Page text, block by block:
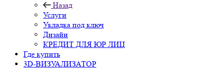
Назад
Услуги
Укладка под ключ
Дизайн
КРЕДИТ ДЛЯ ЮР ЛИЦ
Где купить
3D-ВИЗУАЛИЗАТОР